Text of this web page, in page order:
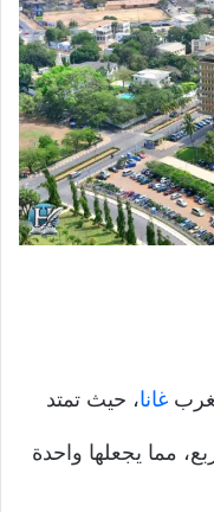
غانا، حيث تمتد
كيلومتر مربع، مما يجعلها واحدة